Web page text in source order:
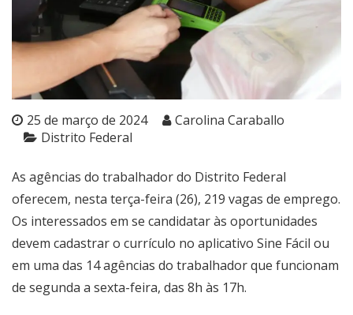
25 de março de 2024
Carolina Caraballo
Distrito Federal
As agências do trabalhador do Distrito Federal
oferecem, nesta terça-feira (26), 219 vagas de emprego.
Os interessados em se candidatar às oportunidades
devem cadastrar o currículo no aplicativo Sine Fácil ou
em uma das 14agências do trabalhadorque funcionam
de segunda a sexta-feira, das 8h às 17h.